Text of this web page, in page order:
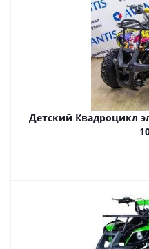
Детский Квадроцикл